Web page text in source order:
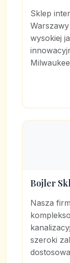
Sklep
wysokiej
Bojler
Nasza
szeroki